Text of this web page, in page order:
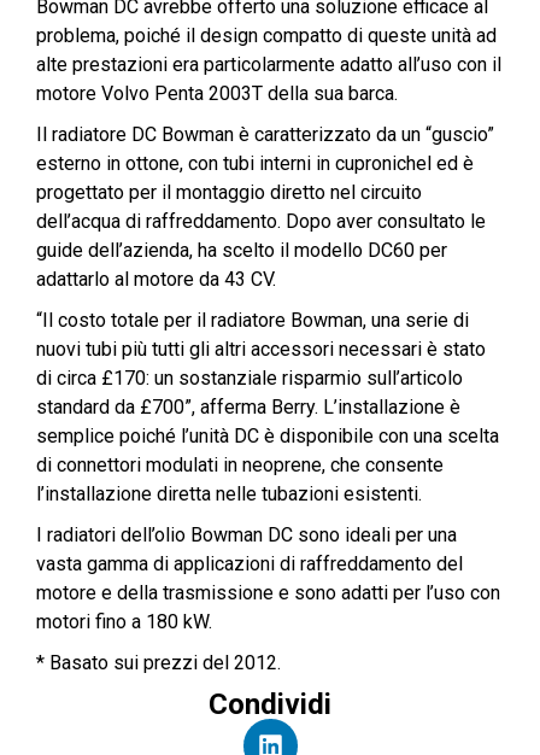
Bowman DC avrebbe offerto una soluzione efficace al
problema, poiché il design compatto di queste unità ad
alte prestazioni era particolarmente adatto all’uso con il
motore Volvo Penta 2003T della sua barca.
Il radiatore DC Bowman è caratterizzato da un “guscio”
esterno in ottone, con tubi interni in cupronichel ed è
progettato per il montaggio diretto nel circuito
dell’acqua di raffreddamento. Dopo aver consultato le
guide dell’azienda, ha scelto il modello DC60 per
adattarlo al motore da 43 CV.
“Il costo totale per il radiatore Bowman, una serie di
nuovi tubi più tutti gli altri accessori necessari è stato
di circa £170: un sostanziale risparmio sull’articolo
standard da £700”, afferma Berry. L’installazione è
semplice poiché l’unità DC è disponibile con una scelta
di connettori modulati in neoprene, che consente
l’installazione diretta nelle tubazioni esistenti.
I radiatori dell’olio Bowman DC sono ideali per una
vasta gamma di applicazioni di raffreddamento del
motore e della trasmissione e sono adatti per l’uso con
motori fino a 180 kW.
* Basato sui prezzi del 2012.
Condividi